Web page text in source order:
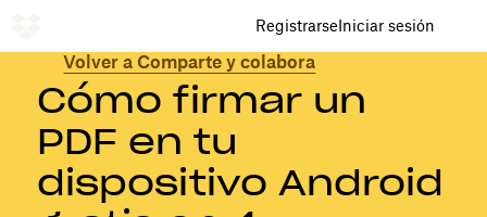
RegistrarseIniciar sesión
Volver a Comparte y colabora
Cómo firmar un
PDF en tu
dispositivo Android